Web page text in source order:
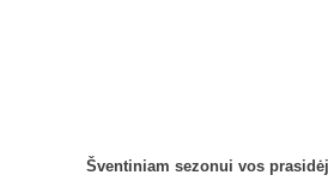
Šventiniam sezonui vos